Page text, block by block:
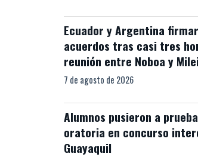
Ecuador y Argentina
acuerdos tras casi tres
reunión entre Noboa y Milei
7 de agosto de 2026
Alumnos pusieron a
oratoria en concurso
Guayaquil